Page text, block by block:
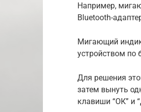
Например,
Bluetooth-
Мигающий
устройством по
Для решения
затем вынуть
клавиши “ОК” и